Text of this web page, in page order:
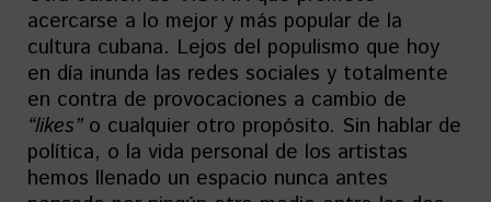
acercarse a lo mejor y más popular de la
cultura cubana. Lejos del populismo que hoy
en día inunda las redes sociales y totalmente
en contra de provocaciones a cambio de
“likes”o cualquier otro propósito. Sin hablar de
política, o la vida personal de los artistas
hemos llenado un espacio nunca antes